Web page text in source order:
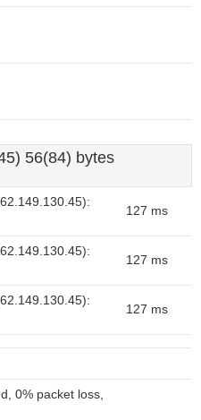
56(84) bytes
127 ms
127 ms
127 ms
0% packet loss,